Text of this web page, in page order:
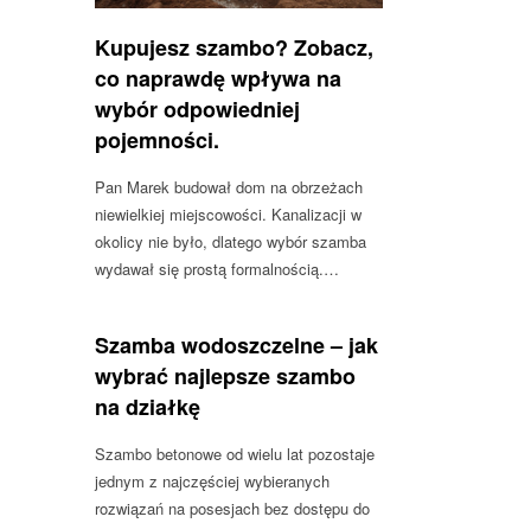
Kupujesz szambo? Zobacz,
co naprawdę wpływa na
wybór odpowiedniej
pojemności.
Pan Marek budował dom na obrzeżach
niewielkiej miejscowości. Kanalizacji w
okolicy nie było, dlatego wybór szamba
wydawał się prostą formalnością.…
Szamba wodoszczelne – jak
wybrać najlepsze szambo
na działkę
Szambo betonowe od wielu lat pozostaje
jednym z najczęściej wybieranych
rozwiązań na posesjach bez dostępu do